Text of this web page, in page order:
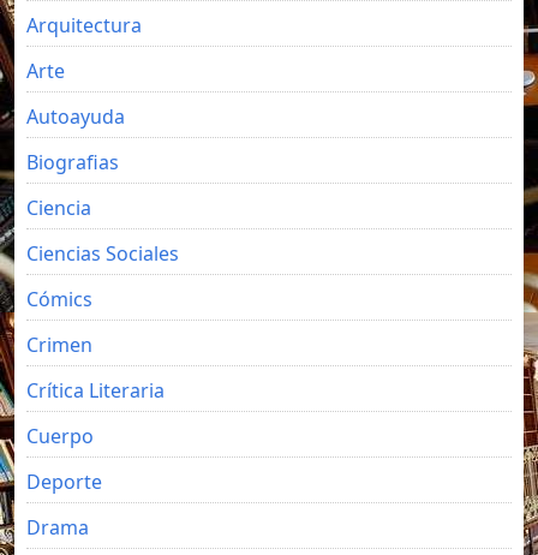
Arquitectura
Arte
Autoayuda
Biografias
Ciencia
Ciencias Sociales
Cómics
Crimen
Crítica Literaria
Cuerpo
Deporte
Drama